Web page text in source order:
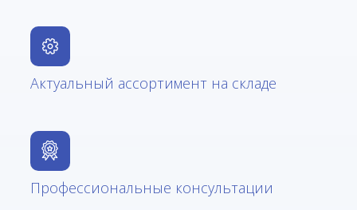
Актуальный ассортимент на складе
Профессиональные консультации